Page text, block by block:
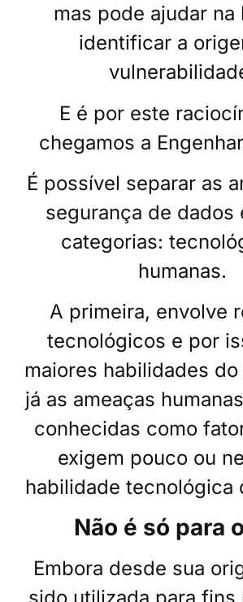
mas pode ajudar na
identificar a
E é por este
chegamos a
É possível separar as
segurança de dados
categorias:
humanas.
A primeira, envolve
tecnológicos e por
maiores habilidades
já as ameaças
conhecidas como
exigem pouco ou
habilidade tecnológica
Não é só para
Embora desde sua